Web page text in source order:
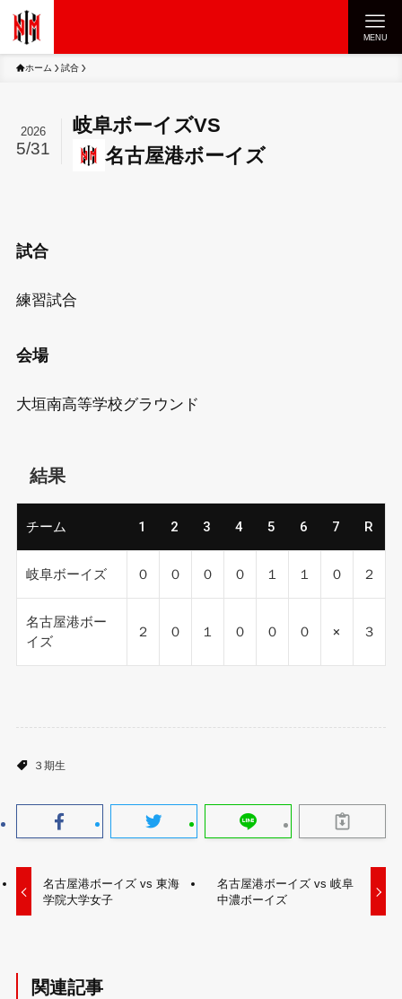
MENU
ホーム 試合
岐阜ボーイズVS
名古屋港ボーイズ
2026
5/31
試合
練習試合
会場
大垣南高等学校グラウンド
結果
チーム 1 2 3 4 5 6 7 R
岐阜ボーイズ ０ ０ ０ ０ １ １ ０ ２
名古屋港ボー
イズ
２ ０ １ ０ ０ ０ × ３
３期生
名古屋港ボーイズ vs 東海
学院大学女子
名古屋港ボーイズ vs 岐阜
中濃ボーイズ
関連記事